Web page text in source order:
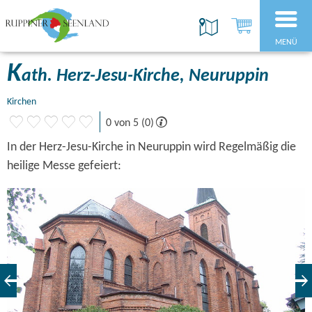
MENÜ
Kath. Herz-Jesu-Kirche, Neuruppin
Kirchen
0 von 5 (0)
In der Herz-Jesu-Kirche in Neuruppin wird Regelmäßig die
heilige Messe gefeiert: